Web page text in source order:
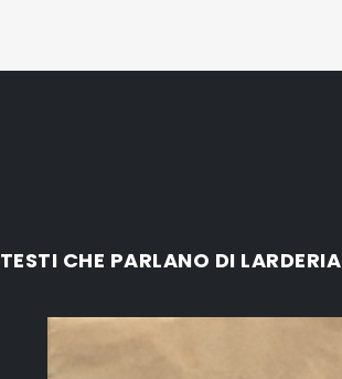
TESTI CHE PARLANO DI LARDERIA